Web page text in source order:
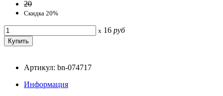
20
Скидка 20%
x 16 руб
Артикул: bn-074717
Информация